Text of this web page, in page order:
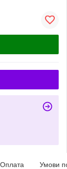
Оплата Умови